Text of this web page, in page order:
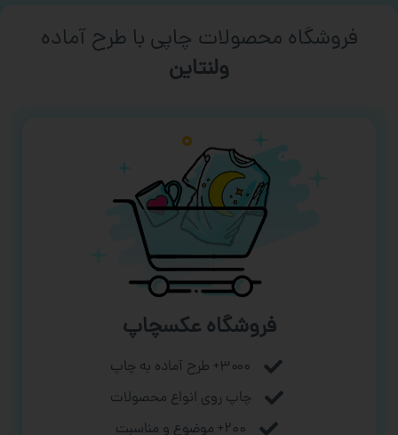
فروشگاه محصولات چاپی با طرح آماده
ورزشی
فروشگاه عکسچاپ
۳۰۰۰+ طرح آماده به چاپ
چاپ روی انواع محصولات
۲۰۰+ موضوع و مناسبت